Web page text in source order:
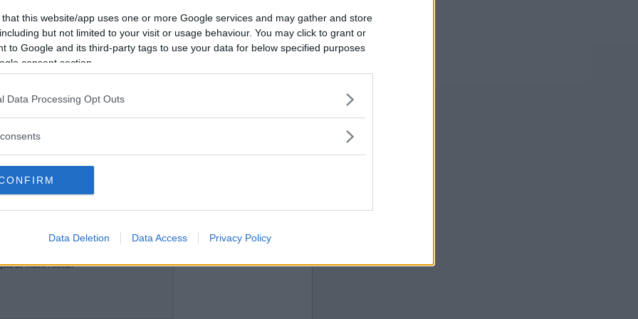
that this website/app uses one or more Google services and may gather and store
but not limited to your visit or usage behaviour. You may click to grant or
to Google and its third-party tags to use your data for below specified purposes
consent section.
Data Processing Opt Outs
Data Deletion Data Access Privacy Policy
av musik i soffan
Vill du bli
medlem?